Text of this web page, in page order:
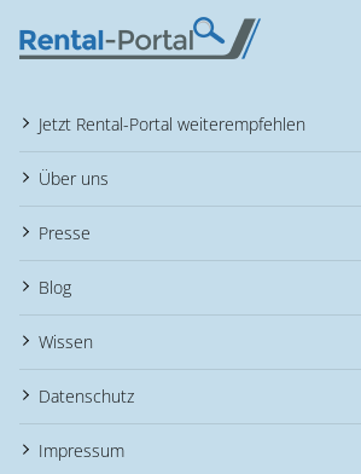
Jetzt Rental-Portal weiterempfehlen
Über uns
Presse
Blog
Wissen
Datenschutz
Impressum